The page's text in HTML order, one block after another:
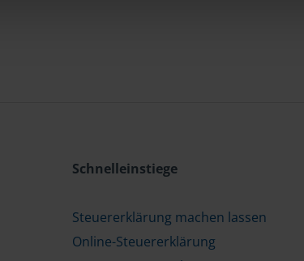
Schnelleinstiege
Steuererklärung machen lassen
Online-Steuererklärung